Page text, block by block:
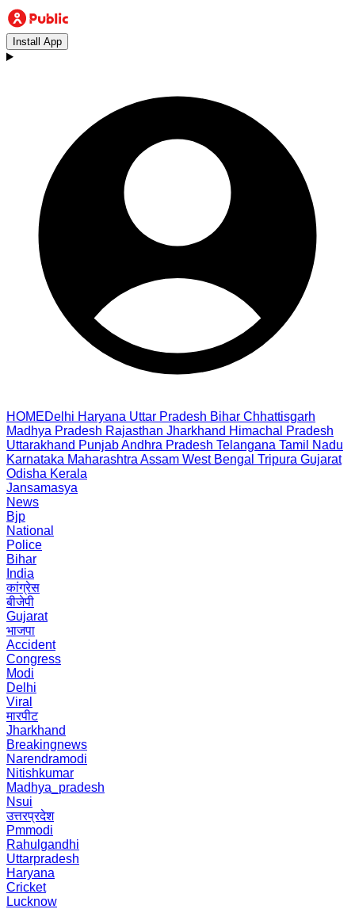
Install App
HOMEDelhi Haryana Uttar Pradesh Bihar Chhattisgarh
Madhya Pradesh Rajasthan Jharkhand Himachal Pradesh
Uttarakhand PunjabAndhra Pradesh Telangana Tamil Nadu
Karnataka Maharashtra Assam West Bengal Tripura Gujarat
Odisha Kerala
Jansamasya
News
Bjp
National
Police
Bihar
India
कांग्रेस
बीजेपी
Gujarat
भाजपा
Accident
Congress
Modi
Delhi
Viral
मारपीट
Jharkhand
Breakingnews
Narendramodi
Nitishkumar
Madhya_pradesh
Nsui
उत्तरप्रदेश
Pmmodi
Rahulgandhi
Uttarpradesh
Haryana
Cricket
Lucknow